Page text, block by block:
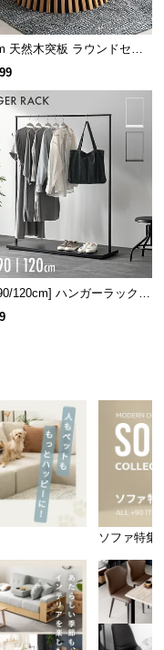
は
た木材。ソフトな
かな肌触りが特徴
感に優れてお
インです。
天然木突板 ラウンドセン
ブル 美しい格子デザイン
120cm] ハンガーラック
4段階高さ調節 サイドフ
ープンラック シンプル
ソファ特集